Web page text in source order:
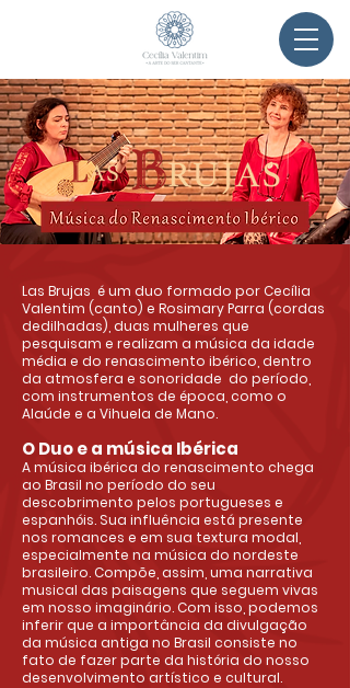
Las Brujas é um duo formado por Cecília
Valentim (canto) e Rosimary Parra (cordas
dedilhadas), duas mulheres que
pesquisam e realizam a música da idade
média e do renascimento ibérico, dentro
da atmosfera e sonoridade do período,
com instrumentos de época, como o
Alaúde e a Vihuela de Mano.
O Duo e a música Ibérica
A música ibérica do renascimento chega
ao Brasil no período do seu
descobrimento pelos portugueses e
espanhóis. Sua influência está presente
nos romances e em sua textura modal,
especialmente na música do nordeste
brasileiro. Compõe, assim, uma narrativa
musical das paisagens que seguem vivas
em nosso imaginário. Com isso, podemos
inferir que a importância da divulgação
da música antiga no Brasil consiste no
fato de fazer parte da história do nosso
desenvolvimento artístico e cultural.